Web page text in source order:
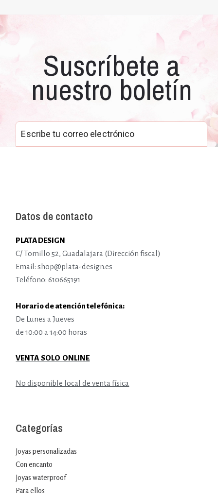
Suscríbete a
nuestro boletín
Datos de contacto
PLATA DESIGN
C/ Tomillo 52, Guadalajara (Dirección fiscal)
Email: shop@plata-design.es
Teléfono: 610665191
Horario de atención telefónica:
De Lunes a Jueves
de 10:00 a 14:00 horas
VENTA SOLO ONLINE
No disponible local de venta física
Categorías
Joyas personalizadas
Con encanto
Joyas waterproof
Para ellos